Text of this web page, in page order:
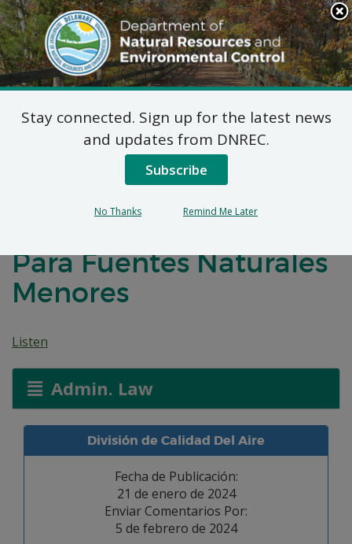
Search
This
Site
DNREC Menu
Título 7 del Código
Administrativo de
Delaware, Artículo 1102
Para Fuentes Naturales
Menores
Listen
Admin. Law
División de Calidad Del Aire
Fecha de Publicación:
21 de enero de 2024
Enviar Comentarios Por:
5 de febrero de 2024
Stay connected. Sign up for the latest news
and updates from DNREC.
Subscribe
No Thanks Remind Me Later